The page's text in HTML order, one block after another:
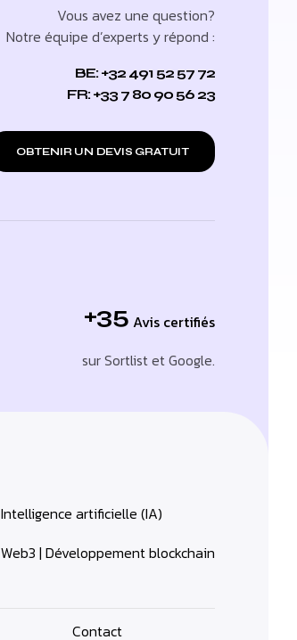
Vous avez une question?
Notre équipe d’experts y répond :
BE: +32 491 52 57 72
FR: +33 7 80 90 56 23
OBTENIR UN DEVIS GRATUIT
+35 Avis certifiés
sur Sortlist et Google.
Intelligence artificielle (IA)
Web3 | Développement blockchain
Contact